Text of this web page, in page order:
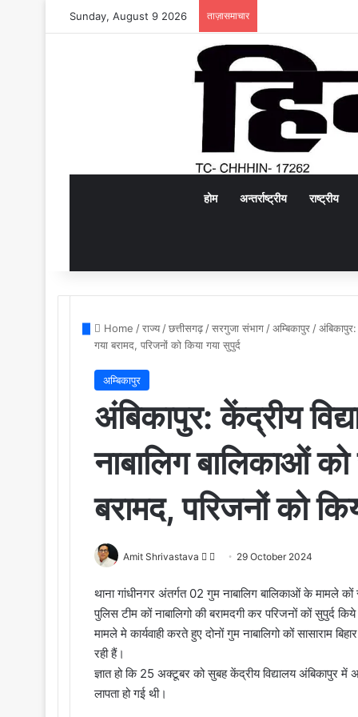
Sunday, August 9 2026 ताज़ासमाचार
होम अन्तर्राष्ट्रीय राष्ट्रीय
Home /राज्य/छत्तीसगढ़/सरगुजा संभाग/अम्बिकापुर/
गया बरामद, परिजनों को किया गया सुपुर्द
अम्बिकापुर
अंबिकापुर: केंद्रीय
नाबालिग बालिकाओं को
बरामद, परिजनों को
Amit Shrivastava
F
l
l
o
o
n
d
a
e
29 October 2024
थाना गांधीनगर अंतर्गत 02 गुम नाबालिग बालिकाओं के मामले
पुलिस टीम कों नाबालिगो की बरामदगी कर परिजनों कों सुपुर्द
मामले मे कार्यवाही करते हुए दोनों गुम नाबालिगो कों सासाराम
रही हैं।
ज्ञात हो कि 25 अक्टूबर को सुबह केंद्रीय विद्यालय अंबिकापुर
लापता हो गई थी।